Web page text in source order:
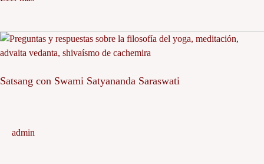
Satsang con Swami Satyananda Saraswati
admin
Satsang
con
Satyananda